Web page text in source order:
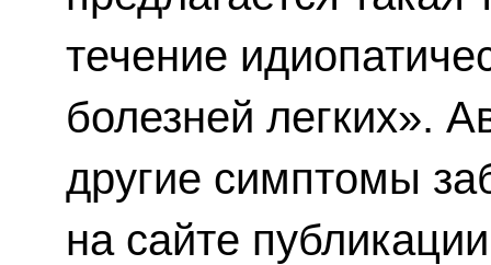
течение
болезней легких».
другие симптомы
на сайте